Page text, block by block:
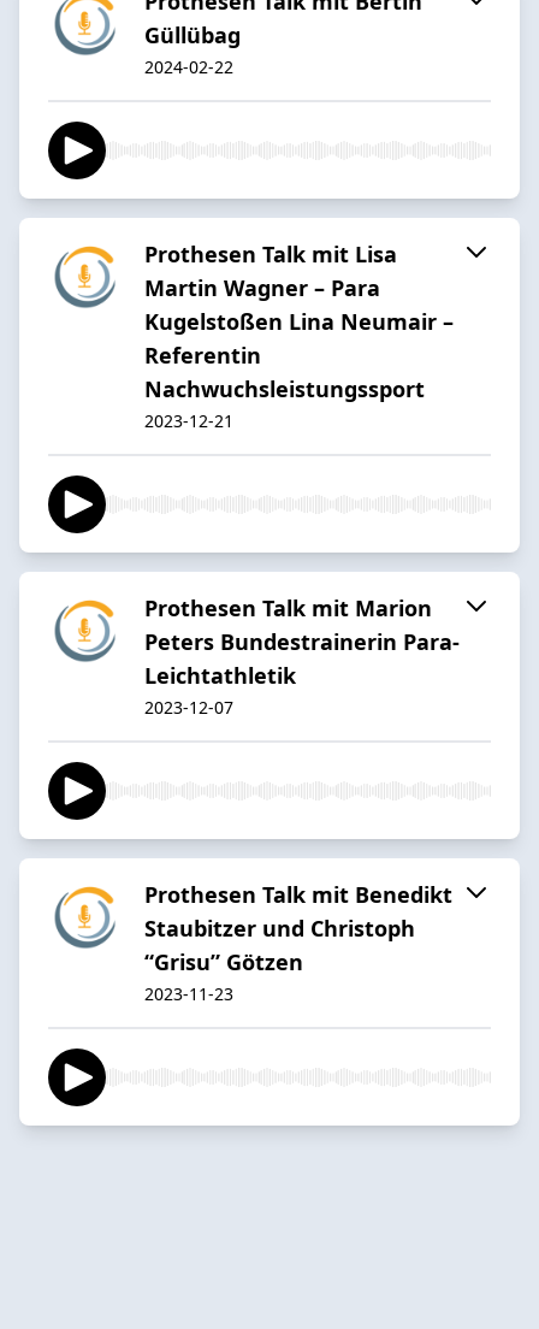
Güllübag
2024-02-22
Prothesen Talk mit Lisa
Martin Wagner – Para
Kugelstoßen Lina Neumair –
Referentin
Nachwuchsleistungssport
2023-12-21
Prothesen Talk mit Marion
Peters Bundestrainerin Para-
Leichtathletik
2023-12-07
Prothesen Talk mit Benedikt
Staubitzer und Christoph
“Grisu” Götzen
2023-11-23